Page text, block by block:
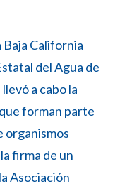
Baja California
del Agua de
a cabo la
forman parte
organismos
firma de un
Asociación